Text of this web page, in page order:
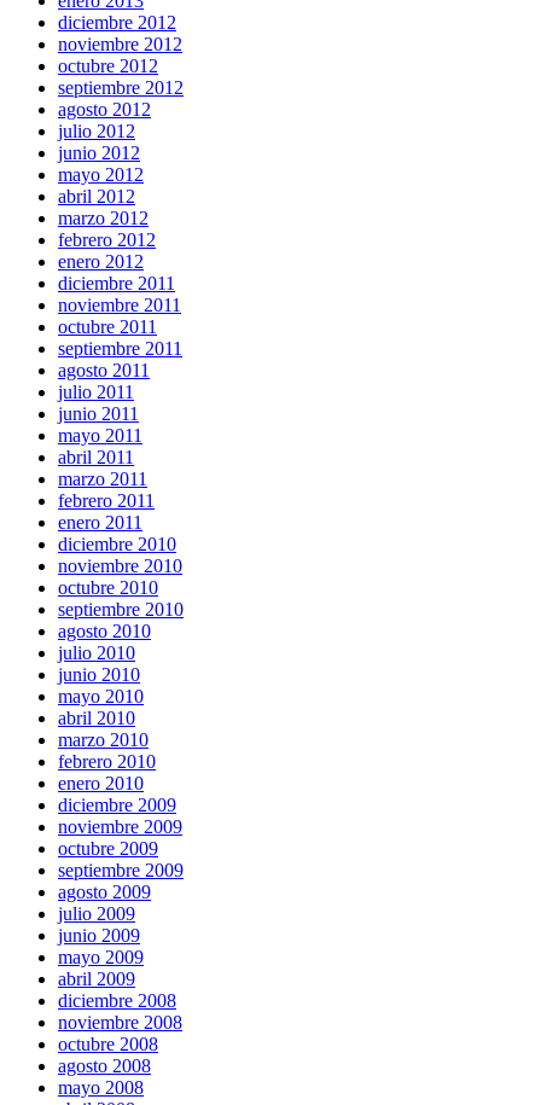
diciembre 2012
noviembre 2012
octubre 2012
septiembre 2012
agosto 2012
julio 2012
junio 2012
mayo 2012
abril 2012
marzo 2012
febrero 2012
enero 2012
diciembre 2011
noviembre 2011
octubre 2011
septiembre 2011
agosto 2011
julio 2011
junio 2011
mayo 2011
abril 2011
marzo 2011
febrero 2011
enero 2011
diciembre 2010
noviembre 2010
octubre 2010
septiembre 2010
agosto 2010
julio 2010
junio 2010
mayo 2010
abril 2010
marzo 2010
febrero 2010
enero 2010
diciembre 2009
noviembre 2009
octubre 2009
septiembre 2009
agosto 2009
julio 2009
junio 2009
mayo 2009
abril 2009
diciembre 2008
noviembre 2008
octubre 2008
agosto 2008
mayo 2008